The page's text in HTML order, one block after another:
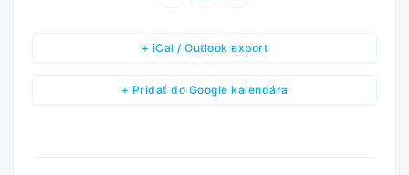
+ Pridať do Google kalendára
+ iCal / Outlook export